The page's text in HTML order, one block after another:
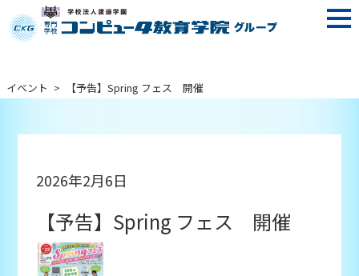
イベント > 【予告】Spring フェス 開催
2026年2月6日
【予告】Spring フェス 開催